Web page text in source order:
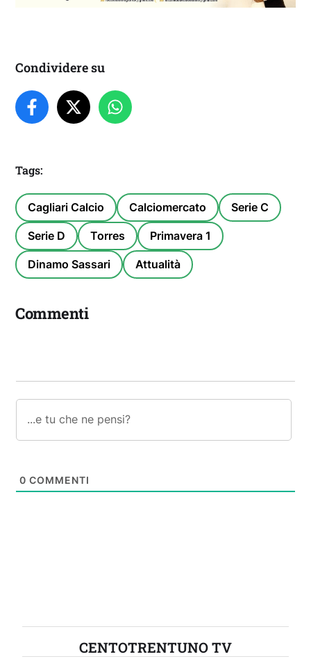
Condividere su
Tags:
Cagliari Calcio Calciomercato Serie C
Serie D Torres Primavera 1
Dinamo Sassari Attualità
Commenti
0 COMMENTI
CENTOTRENTUNO TV